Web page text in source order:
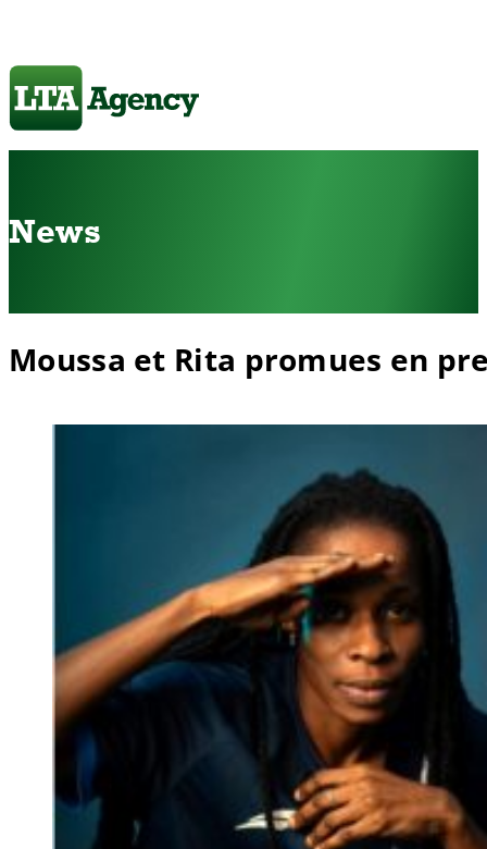
News
Moussa et Rita promues en